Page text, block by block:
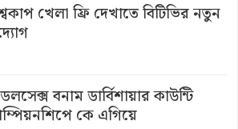
খেলা ফ্রি দেখাতে বিটিভির নতুন
বনাম ডার্বিশায়ার কাউন্টি
কে এগিয়ে